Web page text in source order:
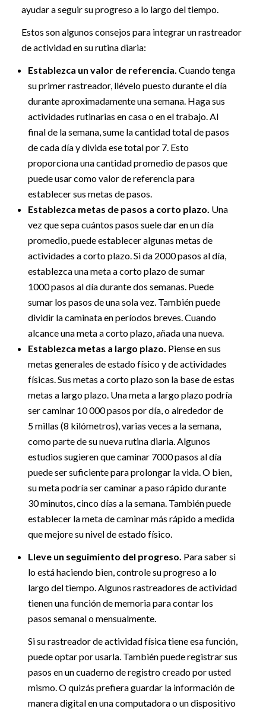
ayudar a seguir su progreso a lo largo del tiempo.
Estos son algunos consejos para integrar un rastreador
de actividad en su rutina diaria:
Establezca un valor de referencia. Cuando tenga
su primer rastreador, llévelo puesto durante el día
durante aproximadamente una semana. Haga sus
actividades rutinarias en casa o en el trabajo. Al
final de la semana, sume la cantidad total de pasos
de cada día y divida ese total por 7. Esto
proporciona una cantidad promedio de pasos que
puede usar como valor de referencia para
establecer sus metas de pasos.
Establezca metas de pasos a corto plazo. Una
vez que sepa cuántos pasos suele dar en un día
promedio, puede establecer algunas metas de
actividades a corto plazo. Si da 2000 pasos al día,
establezca una meta a corto plazo de sumar
1000 pasos al día durante dos semanas. Puede
sumar los pasos de una sola vez. También puede
dividir la caminata en períodos breves. Cuando
alcance una meta a corto plazo, añada una nueva.
Establezca metas a largo plazo. Piense en sus
metas generales de estado físico y de actividades
físicas. Sus metas a corto plazo son la base de estas
metas a largo plazo. Una meta a largo plazo podría
ser caminar 10 000 pasos por día, o alrededor de
5 millas (8 kilómetros), varias veces a la semana,
como parte de su nueva rutina diaria. Algunos
estudios sugieren que caminar 7000 pasos al día
puede ser suficiente para prolongar la vida. O bien,
su meta podría ser caminar a paso rápido durante
30 minutos, cinco días a la semana. También puede
establecer la meta de caminar más rápido a medida
que mejore su nivel de estado físico.
Lleve un seguimiento del progreso. Para saber si
lo está haciendo bien, controle su progreso a lo
largo del tiempo. Algunos rastreadores de actividad
tienen una función de memoria para contar los
pasos semanal o mensualmente.
Si su rastreador de actividad física tiene esa función,
puede optar por usarla. También puede registrar sus
pasos en un cuaderno de registro creado por usted
mismo. O quizás prefiera guardar la información de
manera digital en una computadora o un dispositivo